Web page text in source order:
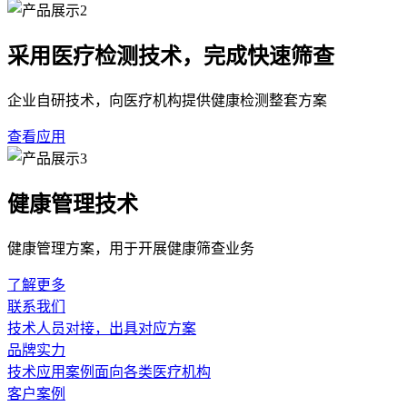
采用医疗检测技术，完成快速筛查
企业自研技术，向医疗机构提供健康检测整套方案
查看应用
健康管理技术
健康管理方案，用于开展健康筛查业务
了解更多
联系我们
技术人员对接，出具对应方案
品牌实力
技术应用案例面向各类医疗机构
客户案例